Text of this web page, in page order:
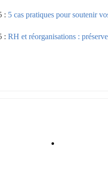
: 5 cas pratiques pour soutenir
: RH et réorganisations :